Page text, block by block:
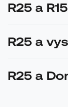
R25 a R15
R25 a
R25 a